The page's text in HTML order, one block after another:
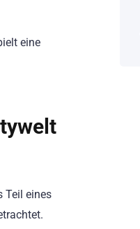
eine
Teil eines